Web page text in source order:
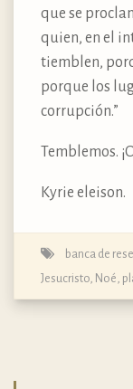
que se
quien, en el
tiemblen,
porque los
corrupción.”
Temblemos.
Kyrie eleison.
banca de
Jesucristo Noé